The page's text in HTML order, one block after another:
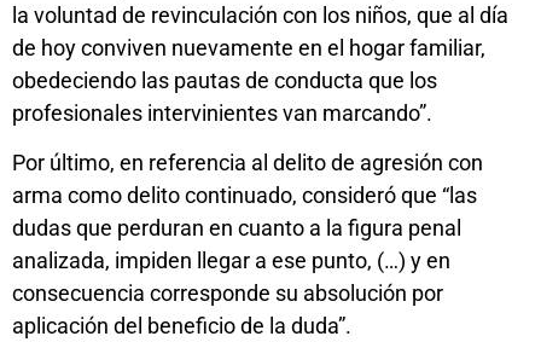
la voluntad de revinculación con los niños, que al día
de hoy conviven nuevamente en el hogar familiar,
obedeciendo las pautas de conducta que los
profesionales intervinientes van marcando”.
Por último, en referencia al delito de agresión con
arma como delito continuado, consideró que “las
dudas que perduran en cuanto a la figura penal
analizada, impiden llegar a ese punto, (…) y en
consecuencia corresponde su absolución por
aplicación del beneficio de la duda”.